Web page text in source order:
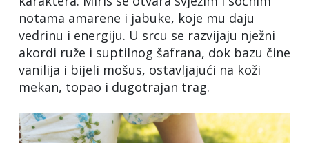
notama amarene i jabuke, koje mu daju
vedrinu i energiju. U srcu se razvijaju nježni
akordi ruže i suptilnog šafrana, dok bazu čine
vanilija i bijeli mošus, ostavljajući na koži
mekan, topao i dugotrajan trag.